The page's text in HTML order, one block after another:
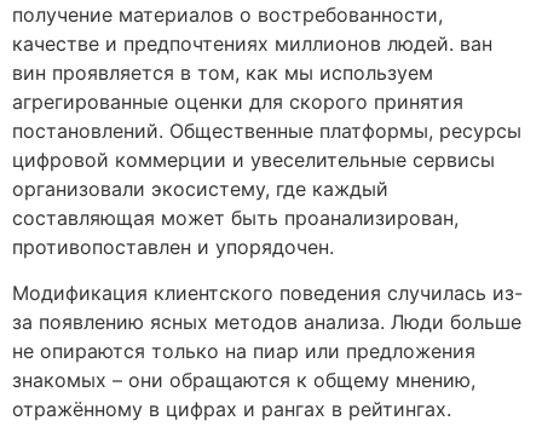
получение материалов о востребованности,
качестве и предпочтениях миллионов людей. ван
вин проявляется в том, как мы используем
агрегированные оценки для скорого принятия
постановлений. Общественные платформы, ресурсы
цифровой коммерции и увеселительные сервисы
организовали экосистему, где каждый
составляющая может быть проанализирован,
противопоставлен и упорядочен.
Модификация клиентского поведения случилась из-
за появлению ясных методов анализа. Люди больше
не опираются только на пиар или предложения
знакомых – они обращаются к общему мнению,
отражённому в цифрах и рангах в рейтингах.